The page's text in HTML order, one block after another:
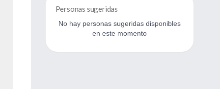
Personas sugeridas
No hay personas sugeridas disponibles
en este momento